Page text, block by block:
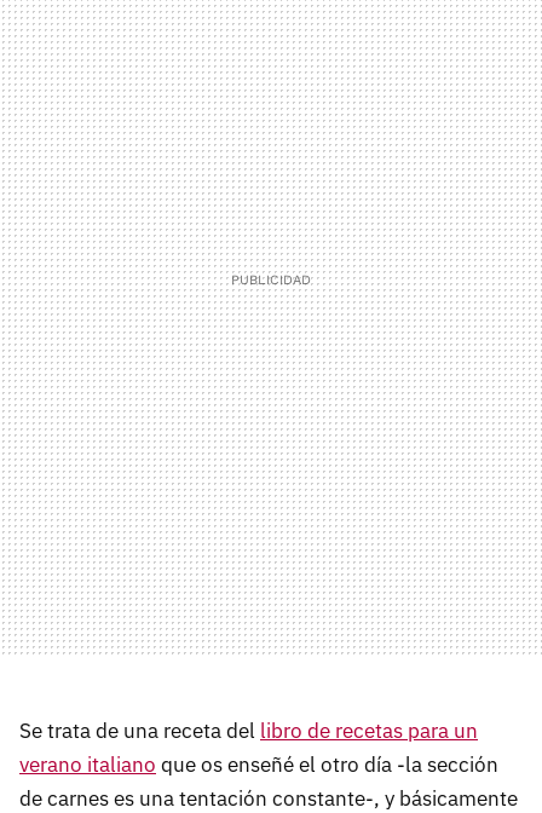
Se trata de una receta del libro de recetas para un
verano italiano que os enseñé el otro día -la sección
de carnes es una tentación constante-, y básicamente